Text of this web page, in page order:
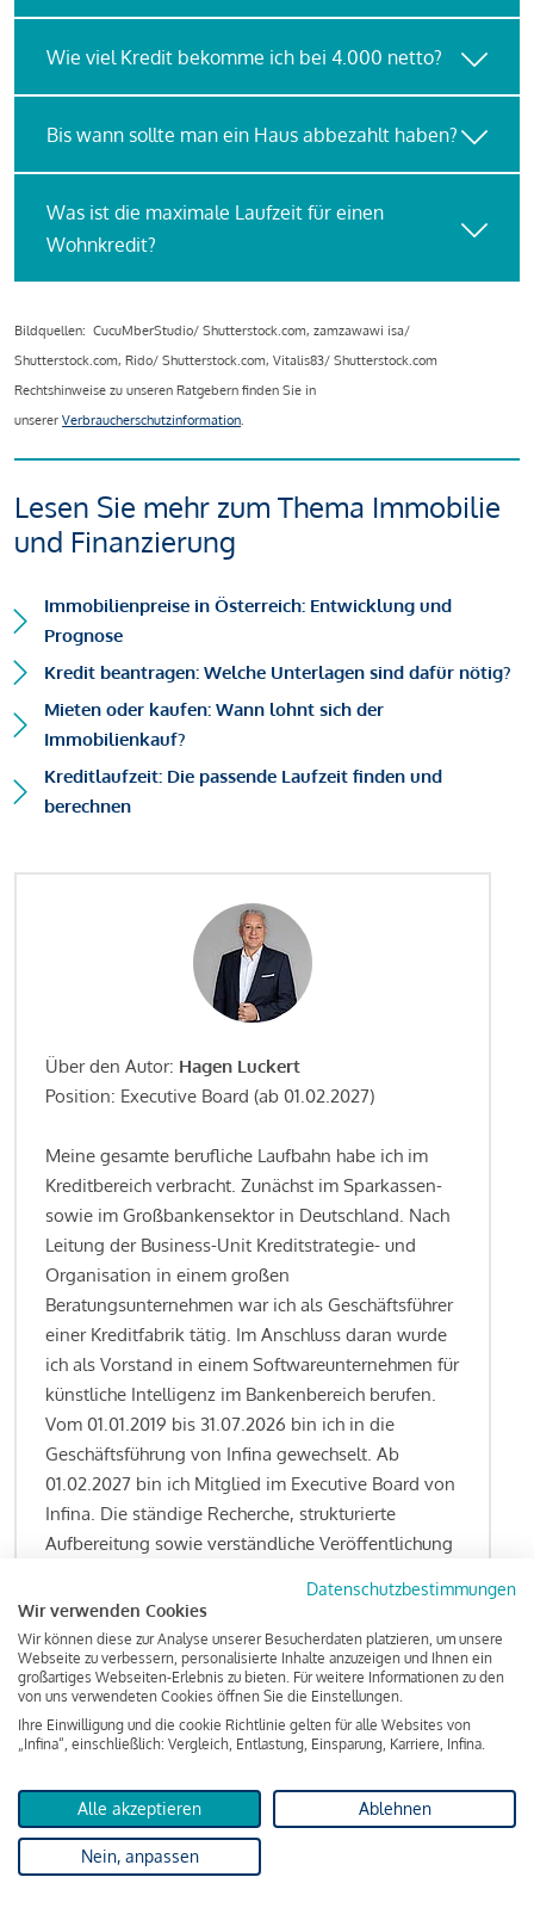
Wie viel Kredit bekomme ich bei 4.000 netto?
Bis wann sollte man ein Haus abbezahlt haben?
Was ist die maximale Laufzeit für einen
Wohnkredit?
Bildquellen: CucuMberStudio/ Shutterstock.com, zamzawawi isa/
Shutterstock.com, Rido/ Shutterstock.com, Vitalis83/ Shutterstock.com
Rechtshinweise zu unseren Ratgebern finden Sie in
unserer Verbraucherschutzinformation.
Lesen Sie mehr zum Thema Immobilie
und Finanzierung
Immobilienpreise in Österreich: Entwicklung und
Prognose
Kredit beantragen: Welche Unterlagen sind dafür nötig?
Mieten oder kaufen: Wann lohnt sich der
Immobilienkauf?
Kreditlaufzeit: Die passende Laufzeit finden und
berechnen
Über den Autor: Hagen Luckert
Position: Executive Board (ab 01.02.2027)
Meine gesamte berufliche Laufbahn habe ich im
Kreditbereich verbracht. Zunächst im Sparkassen-
sowie im Großbankensektor in Deutschland. Nach
Leitung der Business-Unit Kreditstrategie- und
Organisation in einem großen
Beratungsunternehmen war ich als Geschäftsführer
einer Kreditfabrik tätig. Im Anschluss daran wurde
ich als Vorstand in einem Softwareunternehmen für
künstliche Intelligenz im Bankenbereich berufen.
Vom 01.01.2019 bis 31.07.2026 bin ich in die
Geschäftsführung von Infina gewechselt. Ab
01.02.2027 bin ich Mitglied im Executive Board von
Infina. Die ständige Recherche, strukturierte
Aufbereitung sowie verständliche Veröffentlichung
Kreditgeschäft gehören zu den wesentlichen
Schwerpunktsetzungen meiner Funktion.
Lesen Sie meine Finanzierungs-Tipps
KreditindexDas Wohnkredit Barometer
Datenschutzbestimmungen
Wir verwenden Cookies
Wir können diese zur Analyse unserer Besucherdaten platzieren, um unsere
Webseite zu verbessern, personalisierte Inhalte anzuzeigen und Ihnen ein
großartiges Webseiten-Erlebnis zu bieten. Für weitere Informationen zu den
von uns verwendeten Cookies öffnen Sie die Einstellungen.
Ihre Einwilligung und die cookie Richtlinie gelten für alle Websites von
„Infina“, einschließlich: Vergleich, Entlastung, Einsparung, Karriere, Infina.
Alle akzeptieren Ablehnen
Nein, anpassen